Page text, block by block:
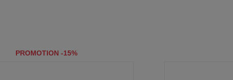
PROMOTION -15%